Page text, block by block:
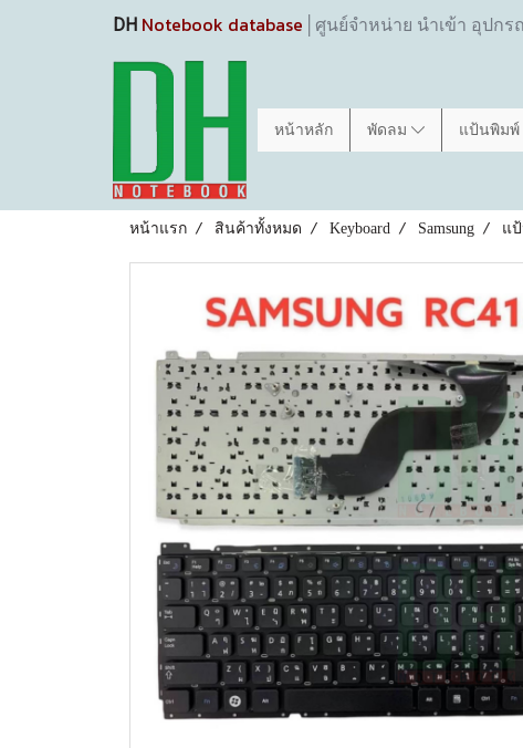
DH Notebook database │ศูนย์จำหน่าย นำเข้า อุป
หน้าหลัก พัดลม แป้นพิม
หน้าแรก สินค้าทั้งหมด Keyboard Samsung แป้